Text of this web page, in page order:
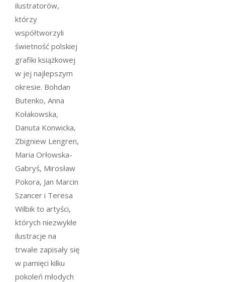
ilustratorów,
którzy
współtworzyli
świetność polskiej
grafiki książkowej
w jej najlepszym
okresie. Bohdan
Butenko, Anna
Kołakowska,
Danuta Konwicka,
Zbigniew Lengren,
Maria Orłowska-
Gabryś, Mirosław
Pokora, Jan Marcin
Szancer i Teresa
Wilbik to artyści,
których niezwykłe
ilustracje na
trwałe zapisały się
w pamięci kilku
pokoleń młodych